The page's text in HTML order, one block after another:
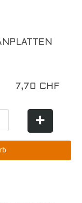
7,70 CHF